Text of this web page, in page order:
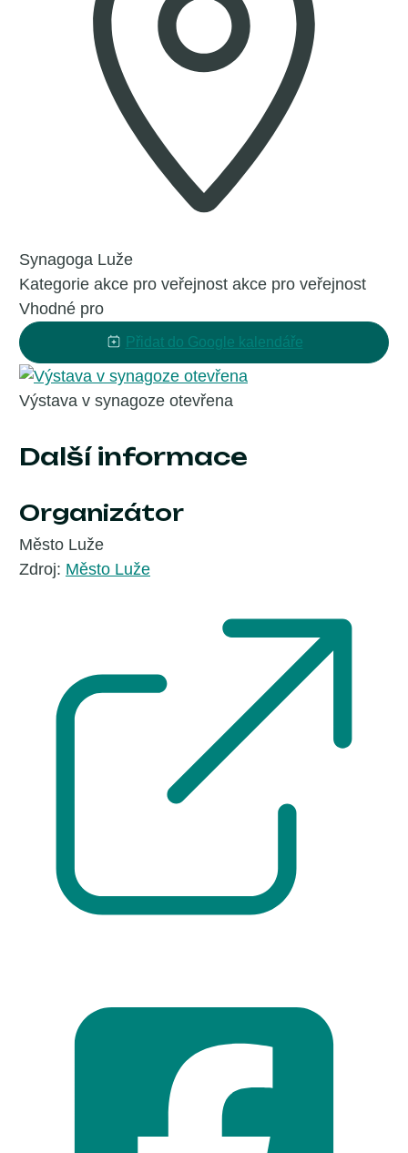
Synagoga Luže
Kategorie akce pro veřejnost akce pro veřejnost
Vhodné pro
Přidat do Google kalendáře
Výstava v synagoze otevřena
Další informace
Organizátor
Město Luže
Zdroj: Město Luže